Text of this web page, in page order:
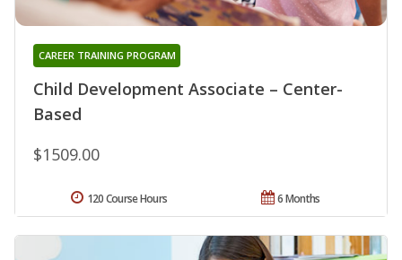
Child Development Associate – Center-
Based
CAREER TRAINING PROGRAM
$1509.00
6 Months
120 Course Hours